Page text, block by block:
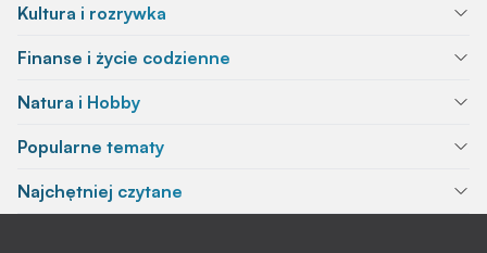
Kultura i rozrywka
Finanse i życie codzienne
Natura i Hobby
Popularne tematy
Najchętniej czytane